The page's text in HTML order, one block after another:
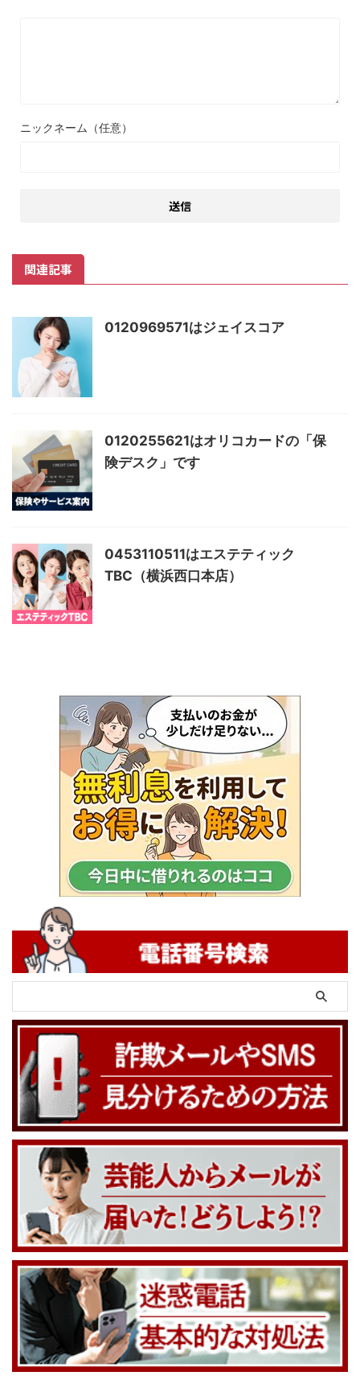
ニックネーム（任意）
関連記事
0120969571はジェイスコア
0120255621はオリコカードの「保
険デスク」です
0453110511はエステティック
TBC（横浜西口本店）